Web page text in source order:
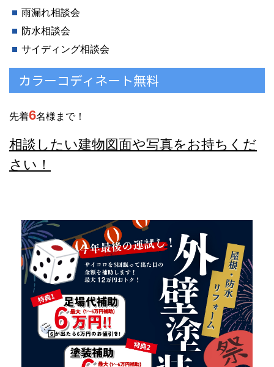
雨漏れ相談会
防水相談会
サイディング相談会
カラーコディネート無料
先着6名様まで！
相談したい建物図面や写真をお持ちくだ
さい！